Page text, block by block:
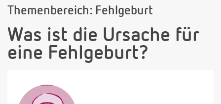
Themenbereich: Fehlgeburt
Was ist die Ursache für
eine Fehlgeburt?